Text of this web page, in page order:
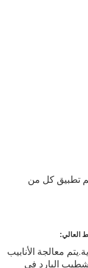
تطبيق كل من
:
يتم معالجة الأنابيب
البارد في